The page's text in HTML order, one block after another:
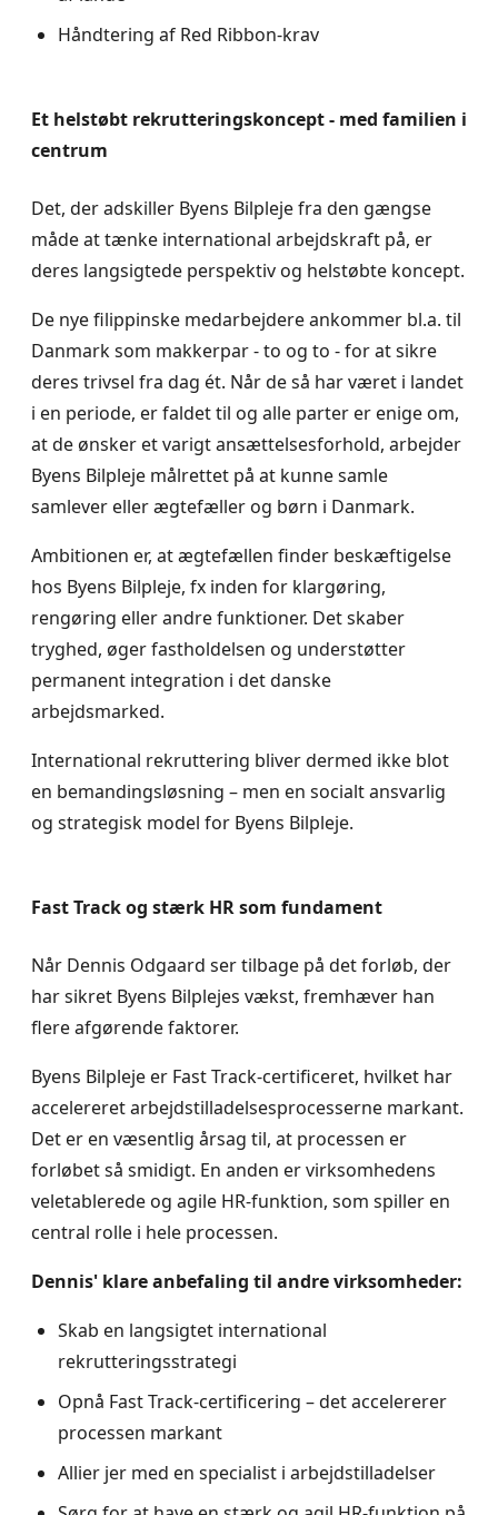
Håndtering af Red Ribbon-krav
Et helstøbt rekrutteringskoncept - med familien i
centrum
Det, der adskiller Byens Bilpleje fra den gængse
måde at tænke international arbejdskraft på, er
deres langsigtede perspektiv og helstøbte koncept.
De nye filippinske medarbejdere ankommer bl.a. til
Danmark som makkerpar - to og to - for at sikre
deres trivsel fra dag ét. Når de så har været i landet
i en periode, er faldet til og alle parter er enige om,
at de ønsker et varigt ansættelsesforhold, arbejder
Byens Bilpleje målrettet på at kunne samle
samlever eller ægtefæller og børn i Danmark.
Ambitionen er, at ægtefællen finder beskæftigelse
hos Byens Bilpleje, fx inden for klargøring,
rengøring eller andre funktioner. Det skaber
tryghed, øger fastholdelsen og understøtter
permanent integration i det danske
arbejdsmarked.
International rekruttering bliver dermed ikke blot
en bemandingsløsning – men en socialt ansvarlig
og strategisk model for Byens Bilpleje.
Fast Track og stærk HR som fundament
Når Dennis Odgaard ser tilbage på det forløb, der
har sikret Byens Bilplejes vækst, fremhæver han
flere afgørende faktorer.
Byens Bilpleje er Fast Track-certificeret, hvilket har
accelereret arbejdstilladelsesprocesserne markant.
Det er en væsentlig årsag til, at processen er
forløbet så smidigt. En anden er virksomhedens
veletablerede og agile HR-funktion, som spiller en
central rolle i hele processen.
Dennis' klare anbefaling til andre virksomheder:
Skab en langsigtet international
rekrutteringsstrategi
Opnå Fast Track-certificering – det accelererer
processen markant
Allier jer med en specialist i arbejdstilladelser